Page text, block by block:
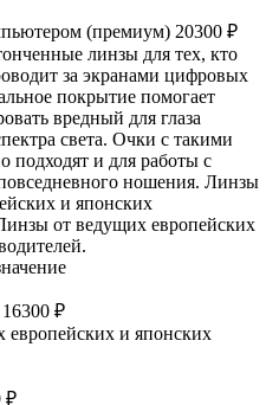
(премиум) 20300 ₽
линзы для тех, кто
за экранами цифровых
покрытие помогает
вредный для глаза
света. Очки с такими
подходят и для работы с
ношения. Линзы
и японских
от ведущих европейских
16300 ₽
и японских
₽